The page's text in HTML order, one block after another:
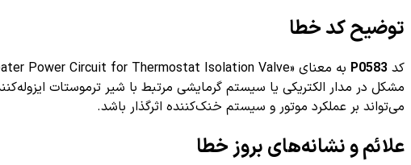
توضیح کد خطا
کد P0583
مشکل در مدار الکتریکی یا سیستم گرمایشی مرتبط با شیر ترموستات
می‌تواند بر عملکرد موتور و سیستم خنک‌کننده اثرگذار باشد.
علائم و نشانه‌های بروز خطا